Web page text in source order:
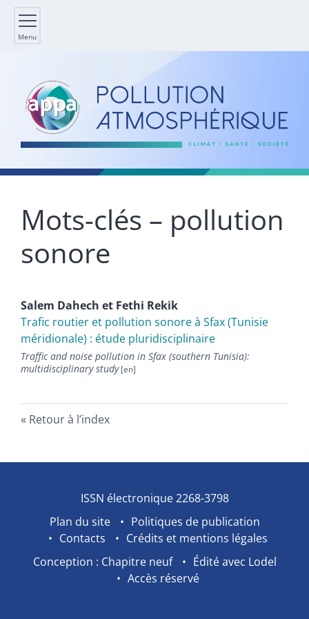
Menu
Mots-clés – pollution
sonore
Salem Dahech et Fethi Rekik
Trafic routier et pollution sonore à Sfax (Tunisie
méridionale) : étude pluridisciplinaire
Traffic and noise pollution in Sfax (southern Tunisia):
multidisciplinary study
Retour à l’index
ISSN électronique 2268-3798
Plan du site
Politiques de publication
Contacts
Crédits et mentions légales
Conception : Chapitre neuf
Édité avec Lodel
Accès réservé